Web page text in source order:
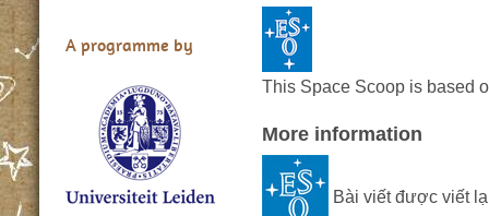
A programme by
This Space Scoop is based
More information
Bài viết được viết